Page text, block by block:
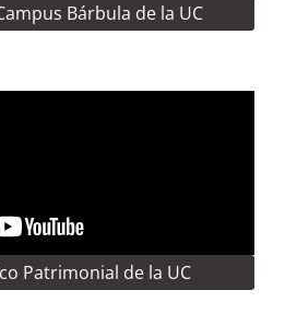
Bárbula de la UC
Patrimonial de la UC